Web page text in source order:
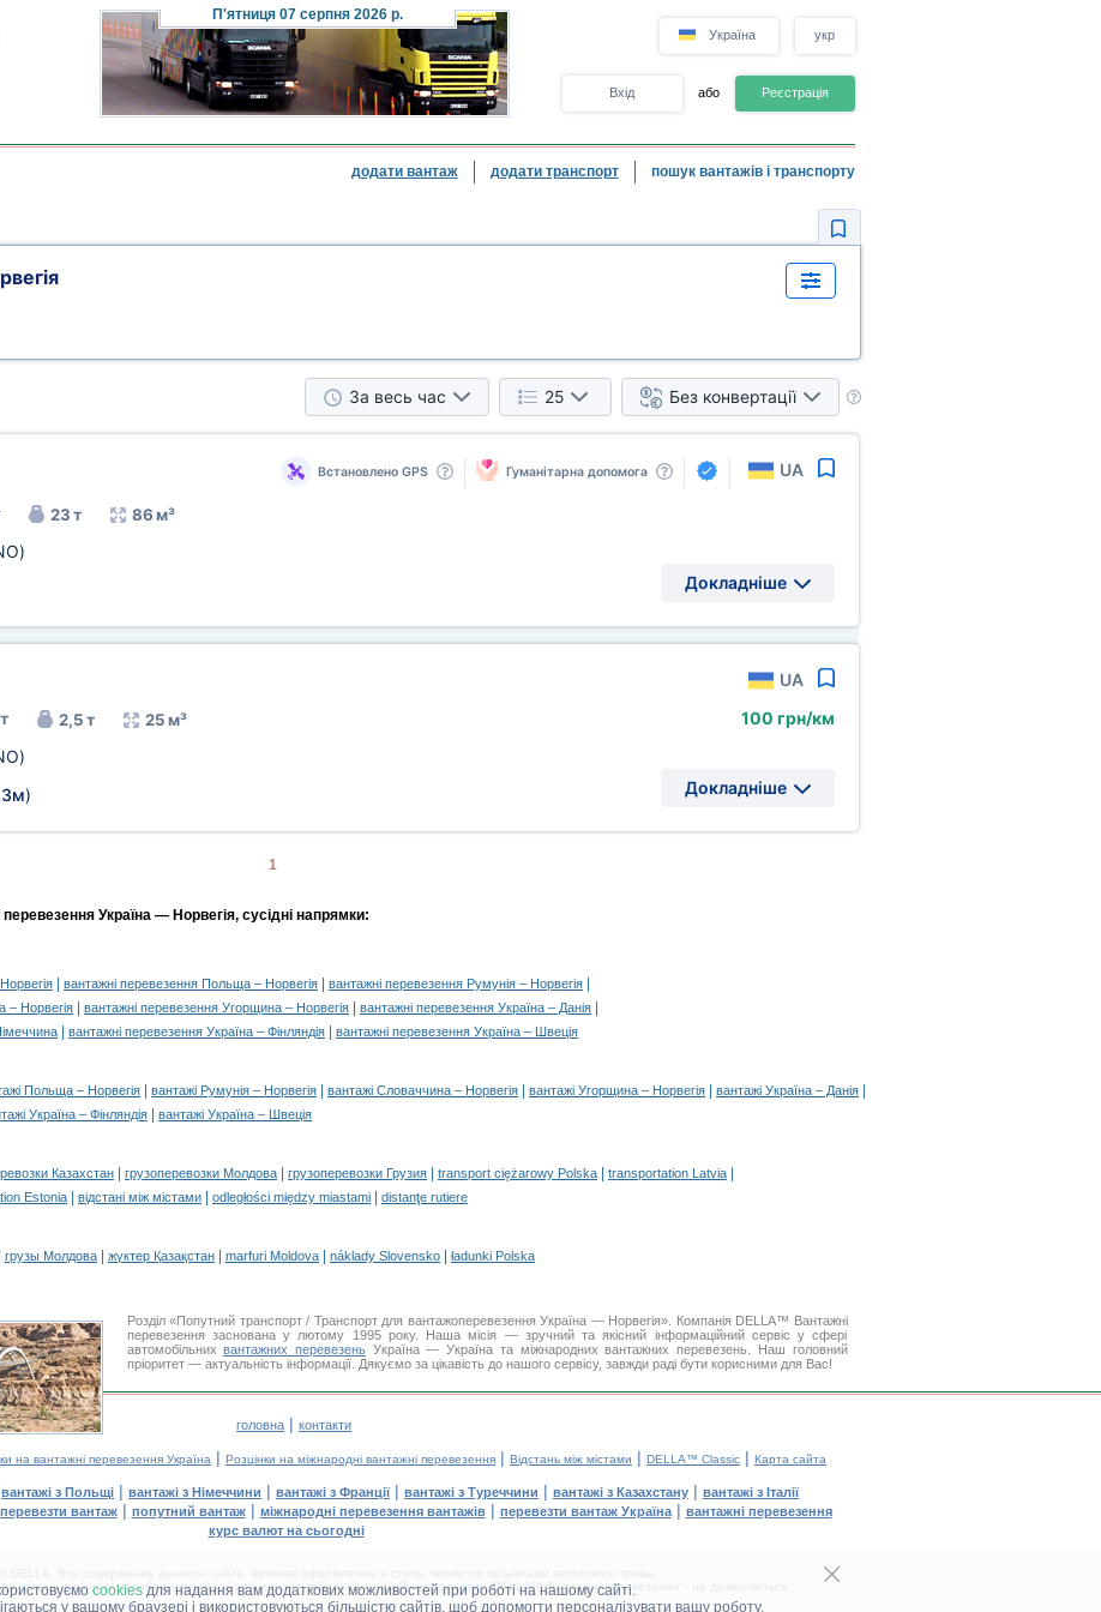
П'ятниця07 серпня 2026 р.
Україна укр
Вхід або Реєстрація
додати вантаж додати транспорт пошук вантажів і транспорту
cookiesдля надання вам додаткових можливостей при роботі на нашому сайті.
у вашому браузері і використовуються більшістю сайтів, щоб допомогти персоналізувати вашу роботу.
За весь час 25 Без конвертації
Встановлено GPS Гуманітарна допомога UA
23 т 86 м³
Докладніше
UA
2,5 т 25 м³
)
100 грн/км
Докладніше
1
Україна — Норвегія, сусідні напрямки:
вантажні перевезення Польща – Норвегія вантажні перевезення Румунія – Норвегія
– Норвегія вантажні перевезення Угорщина – Норвегія вантажні перевезення Україна – Данія
вантажні перевезення Україна – Фінляндія вантажні перевезення Україна – Швеція
Польща – Норвегія вантажі Румунія – Норвегія вантажі Словаччина – Норвегія вантажі Угорщина – Норвегія вантажі Україна – Данія
Україна – Фінляндія вантажі Україна – Швеція
Казахстан грузоперевозки Молдова грузоперевозки Грузия transport ciężarowy Polska transportation Latvia
Estonia відстані між містами odległości między miastami distanţe rutiere
грузы Молдова жүктер Қазақстан marfuri Moldova náklady Slovensko ładunki Polska
Розділ «Попутний транспорт / Транспорт для вантажоперевезення Україна — Норвегія». Компанія DELLA™ Вантажні
перевезення заснована у лютому 1995 року. Наша місія — зручний та якісний інформаційний сервіс у сфері
автомобільнихвантажних перевезеньУкраїна — Україна та міжнародних вантажних перевезень. Наш головний
пріоритет — актуальність інформації. Дякуємо за цікавість до нашого сервісу, завжди раді бути корисними для Вас!
головна | контакти
на вантажні перевезення Україна | Розцінки на міжнародні вантажні перевезення | Відстань між містами | DELLA™ Classic | Карта сайта
вантажі з Польщі | вантажі з Німеччини | вантажі з Франції| вантажі з Туреччини | вантажі з Казахстану | вантажі з Італії
перевезти вантаж| попутний вантаж| міжнародні перевезення вантажів| перевезти вантаж Україна| вантажні перевезення
курс валют на сьогодні
DELLA. Все содержание данного сайта, включая оформление и стиль, являются объектами авторского права.
в інших засобах інформації та інтернет-сайтах без офіційного дозволу 'DELLA™ Вантажні перевезення' - не дозволяється.